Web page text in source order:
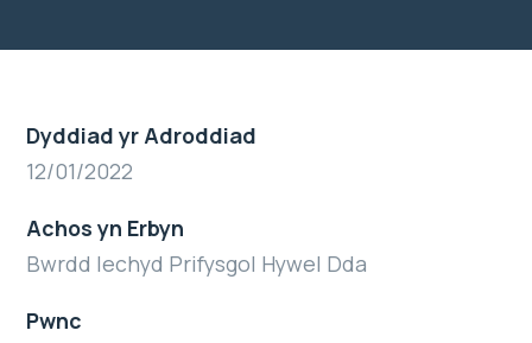
Dyddiad yr Adroddiad
12/01/2022
Achos yn Erbyn
Bwrdd Iechyd Prifysgol Hywel Dda
Pwnc